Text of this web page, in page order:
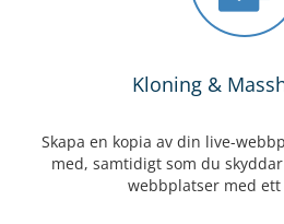
Kloning &
Skapa en kopia av din live-
med, samtidigt som du
webbplatser med ett